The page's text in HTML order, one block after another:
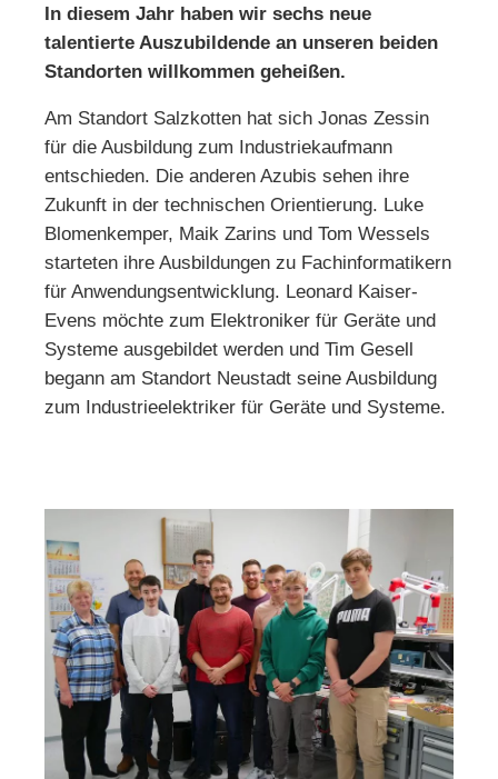
In diesem Jahr haben wir sechs neue
talentierte Auszubildende an unseren beiden
Standorten willkommen geheißen.
Am Standort Salzkotten hat sich Jonas Zessin
für die Ausbildung zum Industriekaufmann
entschieden. Die anderen Azubis sehen ihre
Zukunft in der technischen Orientierung. Luke
Blomenkemper, Maik Zarins und Tom Wessels
starteten ihre Ausbildungen zu Fachinformatikern
für Anwendungsentwicklung. Leonard Kaiser-
Evens möchte zum Elektroniker für Geräte und
Systeme ausgebildet werden und Tim Gesell
begann am Standort Neustadt seine Ausbildung
zum Industrieelektriker für Geräte und Systeme.